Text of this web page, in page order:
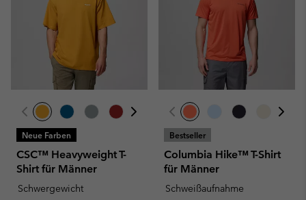
Neue Farben
CSC™ Heavyweight T-
Shirt für Männer
Schwergewicht
Bestseller
Columbia Hike™ T-Shirt
für Männer
Schweißaufnahme